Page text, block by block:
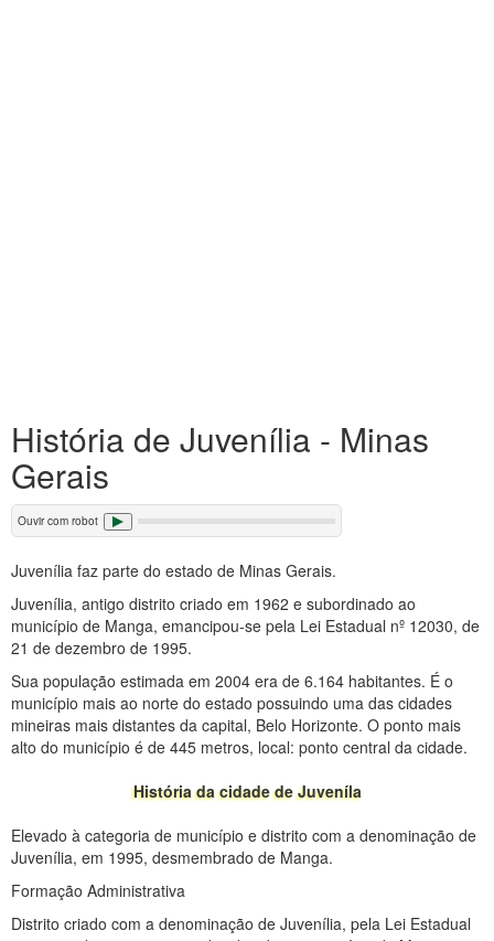
História de Juvenília - Minas
Gerais
Ouvir com robot
Juvenília faz parte do estado de Minas Gerais.
Juvenília, antigo distrito criado em 1962 e subordinado ao
município de Manga, emancipou-se pela Lei Estadual nº 12030, de
21 de dezembro de 1995.
Sua população estimada em 2004 era de 6.164 habitantes. É o
município mais ao norte do estado possuindo uma das cidades
mineiras mais distantes da capital, Belo Horizonte. O ponto mais
alto do município é de 445 metros, local: ponto central da cidade.
História da cidade de Juveníla
Elevado à categoria de município e distrito com a denominação de
Juvenília, em 1995, desmembrado de Manga.
Formação Administrativa
Distrito criado com a denominação de Juvenília, pela Lei Estadual